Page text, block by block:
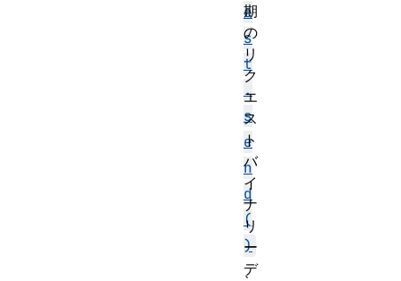
e
s
t
.
s
e
n
d
(
)
、
期
の
リ
ク
エ
ス
ト
バ
イ
ナ
リ
ー
デ